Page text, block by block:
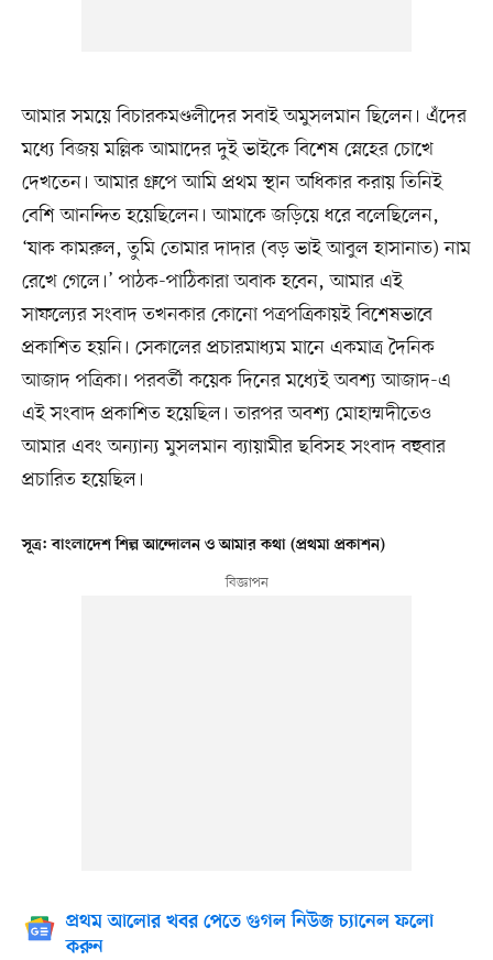
আমার সময়ে বিচারকমণ্ডলীদের সবাই অমুসলমান ছিলেন। এঁদের
মধ্যে বিজয় মল্লিক আমাদের দুই ভাইকে বিশেষ স্নেহের চোখে
দেখতেন। আমার গ্রুপে আমি প্রথম স্থান অধিকার করায় তিনিই
বেশি আনন্দিত হয়েছিলেন। আমাকে জড়িয়ে ধরে বলেছিলেন,
‘যাক কামরুল, তুমি তোমার দাদার (বড় ভাই আবুল হাসানাত) নাম
রেখে গেলে।’ পাঠক-পাঠিকারা অবাক হবেন, আমার এই
সাফল্যের সংবাদ তখনকার কোনো পত্রপত্রিকায়ই বিশেষভাবে
প্রকাশিত হয়নি। সেকালের প্রচারমাধ্যম মানে একমাত্র দৈনিক
আজাদ পত্রিকা। পরবর্তী কয়েক দিনের মধ্যেই অবশ্য আজাদ-এ
এই সংবাদ প্রকাশিত হয়েছিল। তারপর অবশ্য মোহাম্মদীতেও
আমার এবং অন্যান্য মুসলমান ব্যায়ামীর ছবিসহ সংবাদ বহুবার
প্রচারিত হয়েছিল।
সূত্র: বাংলাদেশ শিল্প আন্দোলন ও আমার কথা (প্রথমা প্রকাশন)
প্রথম আলোর খবর পেতে গুগল নিউজ চ্যানেল ফলো
করুন